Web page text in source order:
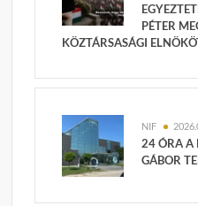
PÉTER
KÖZTÁRSASÁGI
NIF
24 ÓRA A
GÁBOR